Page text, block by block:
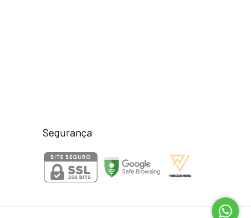
Segurança